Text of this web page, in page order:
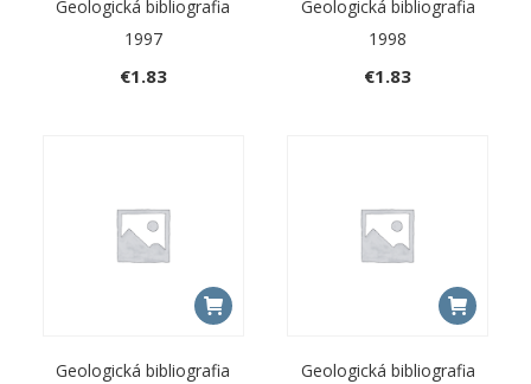
Geologická bibliografia
1997
€1.83
Geologická bibliografia
1998
€1.83
Geologická bibliografia
Geologická bibliografia